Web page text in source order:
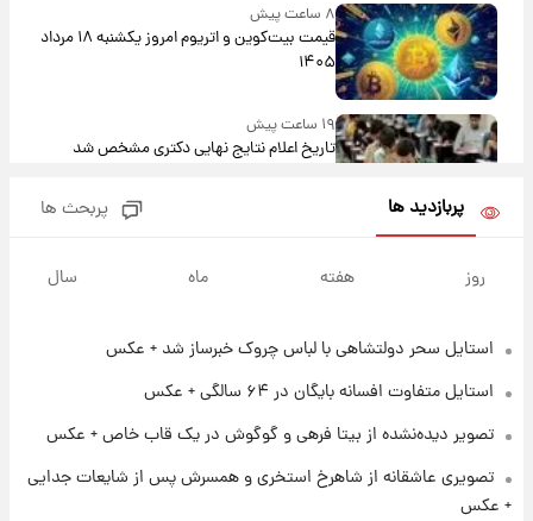
۸ ساعت پیش
قیمت بیت‌کوین و اتریوم امروز یکشنبه ۱۸ مرداد
۱۴۰۵
۱۹ ساعت پیش
تاریخ اعلام نتایج نهایی دکتری مشخص شد
۱۳ ساعت پیش
فال روزانه واقعی یکشنبه ۱۸ مرداد ۱۴۰۵
پربازدید ها پربحث ها
روز هفته ماه سال
استایل سحر دولتشاهی با لباس چروک خبرساز شد + عکس
استایل متفاوت افسانه بایگان در ۶۴ سالگی + عکس
تصویر دیده‌نشده از بیتا فرهی و گوگوش در یک قاب خاص + عکس
تصویری عاشقانه از شاهرخ استخری و همسرش پس از شایعات جدایی
+ عکس